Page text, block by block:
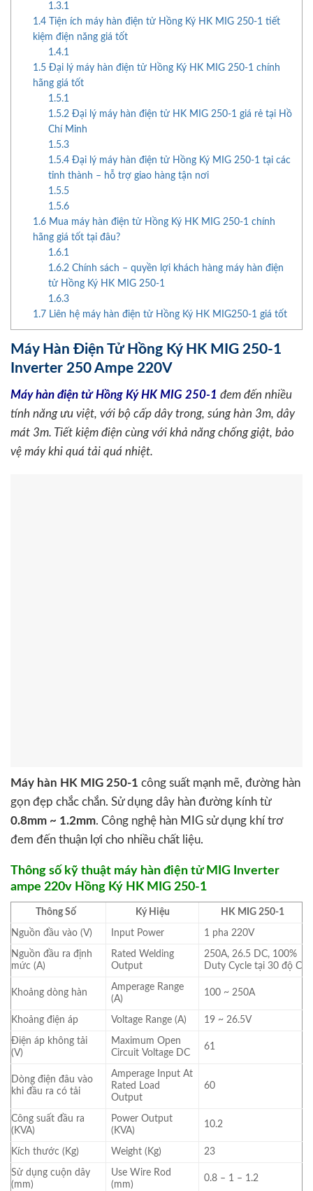
1.3.1
1.4 Tiện ích máy hàn điện tử Hồng Ký HK MIG 250-1 tiết
kiệm điện năng giá tốt
1.4.1
1.5 Đại lý máy hàn điện tử Hồng Ký HK MIG 250-1 chính
hãng giá tốt
1.5.1
1.5.2Đại lý máy hàn điện tử HK MIG 250-1 giá rẻ tại Hồ
Chí Minh
1.5.3
1.5.4Đại lý máy hàn điện tử Hồng Ký MIG 250-1 tại các
tỉnh thành – hỗ trợ giao hàng tận nơi
1.5.5
1.5.6
1.6 Mua máy hàn điện tử Hồng Ký HK MIG 250-1 chính
hãng giá tốt tại đâu?
1.6.1
1.6.2Chính sách – quyền lợi khách hàng máy hàn điện
tử Hồng Ký HK MIG 250-1
1.6.3
1.7 Liên hệ máy hàn điện tử Hồng Ký HK MIG250-1 giá tốt
Máy Hàn Điện Tử Hồng Ký HK MIG 250-1
Inverter 250 Ampe 220V
Máy hàn điện tử Hồng Ký HK MIG 250-1 đem đến nhiều
tính năng ưu việt, với bộ cấp dây trong, súng hàn 3m, dây
mát 3m. Tiết kiệm điện cùng với khả năng chống giật, bảo
vệ máy khi quá tải quá nhiệt.
Máy hàn HK MIG 250-1 công suất mạnh mẽ, đường hàn
gọn đẹp chắc chắn. Sử dụng dây hàn đường kính từ
0.8mm ~ 1.2mm. Công nghệ hàn MIG sử dụng khí trơ
đem đến thuận lợi cho nhiều chất liệu.
Thông số kỹ thuật máy hàn điện tử MIG Inverter
ampe 220v Hồng Ký HK MIG 250-1
Thông Số Ký Hiệu HK MIG 250-1
Nguồn đầu vào (V) Input Power 1 pha 220V
Nguồn đầu ra định
mức (A)
Rated Welding
Output
250A, 26.5 DC, 100%
Duty Cycle tại 30 độ C
Khoảng dòng hàn
Amperage Range
(A)
100 ~ 250A
Khoảng điện áp Voltage Range (A) 19 ~ 26.5V
Điện áp không tải
(V)
Maximum Open
Circuit Voltage DC
61
Dòng điện đâu vào
khi đầu ra có tải
Amperage Input At
Rated Load
Output
60
Công suất đầu ra
(KVA)
Power Output
(KVA)
10.2
Kích thước (Kg) Weight (Kg) 23
Sử dụng cuộn dây
(mm)
Use Wire Rod
(mm)
0.8 – 1 – 1.2